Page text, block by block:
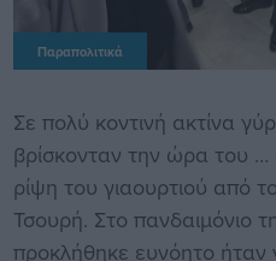
Παραπολιτικά
Σε πολύ κοντινή ακτίνα
βρίσκονταν την ώρα του …
ρίψη του γιαουρτιού από
Τσουρή. Στο πανδαιμόνιο
προκλήθηκε ευνόητο ήταν